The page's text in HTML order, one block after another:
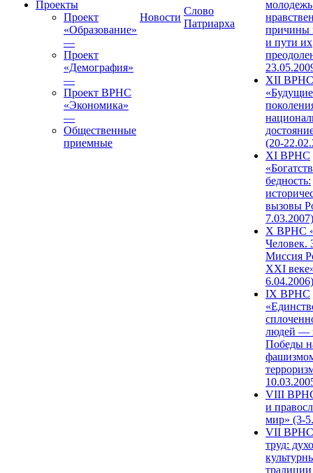
Проекты
Проект
«Образование»
—
Проект
«Демография»
—
Проект ВРНС
«Экономика»
—
Общественные
приемные
Новости
Слово
Патриарха
причины
и пути их
XII ВРНС
«Будущие
(20-
XI ВРНС
бедность:
вызовы
7.03.2007)
X ВРНС
Человек.
Миссия
XXI
6.04.2006)
IX ВРНС
людей —
Победы
VIII
и
мир» (3-
VII ВРНС
труд: